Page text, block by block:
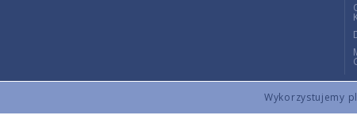
Wykorzystujemy